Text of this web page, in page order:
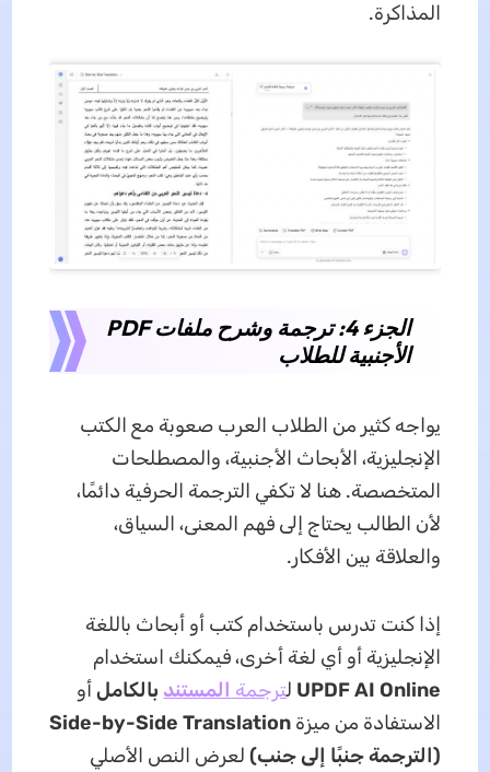
المذاكرة.
الجزء 4: ترجمة وشرح ملفات PDF
الأجنبية للطلاب
يواجه كثير من الطلاب العرب صعوبة مع الكتب
الإنجليزية، الأبحاث الأجنبية، والمصطلحات
المتخصصة. هنا لا تكفي الترجمة الحرفية دائمًا،
لأن الطالب يحتاج إلى فهم المعنى، السياق،
والعلاقة بين الأفكار.
إذا كنت تدرس باستخدام كتب أو أبحاث باللغة
الإنجليزية أو أي لغة أخرى، فيمكنك استخدام
UPDF AI Online لترجمة المستند بالكاملأو
الاستفادة من ميزة Side-by-Side Translation
(الترجمة جنبًا إلى جنب)لعرض النص الأصلي